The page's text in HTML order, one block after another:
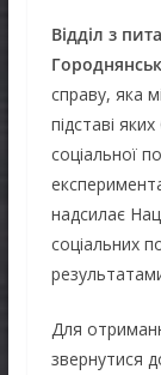
Відділ з
справу, яка
підставі
соціальної
надсилає
соціальних
Для
звернутися